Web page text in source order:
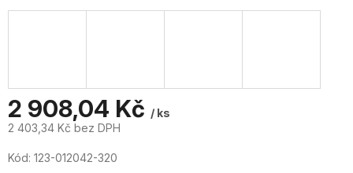
2 908,04 Kč / ks
2 403,34 Kč bez DPH
cena:
Kód: 123-012042-320